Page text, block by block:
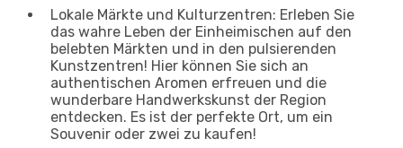
Lokale Märkte und Kulturzentren: Erleben Sie
das wahre Leben der Einheimischen auf den
belebten Märkten und in den pulsierenden
Kunstzentren! Hier können Sie sich an
authentischen Aromen erfreuen und die
wunderbare Handwerkskunst der Region
entdecken. Es ist der perfekte Ort, um ein
Souvenir oder zwei zu kaufen!